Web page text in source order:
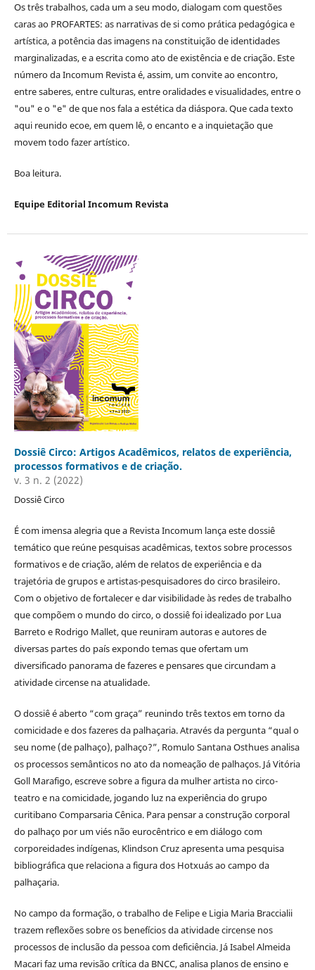
Os três trabalhos, cada um a seu modo, dialogam com questões
caras ao PROFARTES: as narrativas de si como prática pedagógica e
artística, a potência das imagens na constituição de identidades
marginalizadas, e a escrita como ato de existência e de criação. Este
número da Incomum Revista é, assim, um convite ao encontro,
entre saberes, entre culturas, entre oralidades e visualidades, entre o
"ou" e o "e" de que nos fala a estética da diáspora. Que cada texto
aqui reunido ecoe, em quem lê, o encanto e a inquietação que
movem todo fazer artístico.
Boa leitura.
Equipe Editorial Incomum Revista
Dossiê Circo: Artigos Acadêmicos, relatos de experiência,
processos formativos e de criação.
v. 3 n. 2 (2022)
Dossiê Circo
É com imensa alegria que a Revista Incomum lança este dossiê
temático que reúne pesquisas acadêmicas, textos sobre processos
formativos e de criação, além de relatos de experiência e da
trajetória de grupos e artistas-pesquisadores do circo brasileiro.
Com o objetivo de fortalecer e dar visibilidade às redes de trabalho
que compõem o mundo do circo, o dossiê foi idealizado por Lua
Barreto e Rodrigo Mallet, que reuniram autoras e autores de
diversas partes do país expondo temas que ofertam um
diversificado panorama de fazeres e pensares que circundam a
atividade circense na atualidade.
O dossiê é aberto “com graça” reunindo três textos em torno da
comicidade e dos fazeres da palhaçaria. Através da pergunta “qual o
seu nome (de palhaço), palhaço?”, Romulo Santana Osthues analisa
os processos semânticos no ato da nomeação de palhaços. Já Vitória
Goll Marafigo, escreve sobre a figura da mulher artista no circo-
teatro e na comicidade, jogando luz na experiência do grupo
curitibano Comparsaria Cênica. Para pensar a construção corporal
do palhaço por um viés não eurocêntrico e em diálogo com
corporeidades indígenas, Klindson Cruz apresenta uma pesquisa
bibliográfica que relaciona a figura dos Hotxuás ao campo da
palhaçaria.
No campo da formação, o trabalho de Felipe e Ligia Maria Braccialii
trazem reflexões sobre os benefícios da atividade circense nos
processos de inclusão da pessoa com deficiência. Já Isabel Almeida
Macari faz uma revisão crítica da BNCC, analisa planos de ensino e